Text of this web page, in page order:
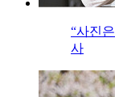
“사진
사